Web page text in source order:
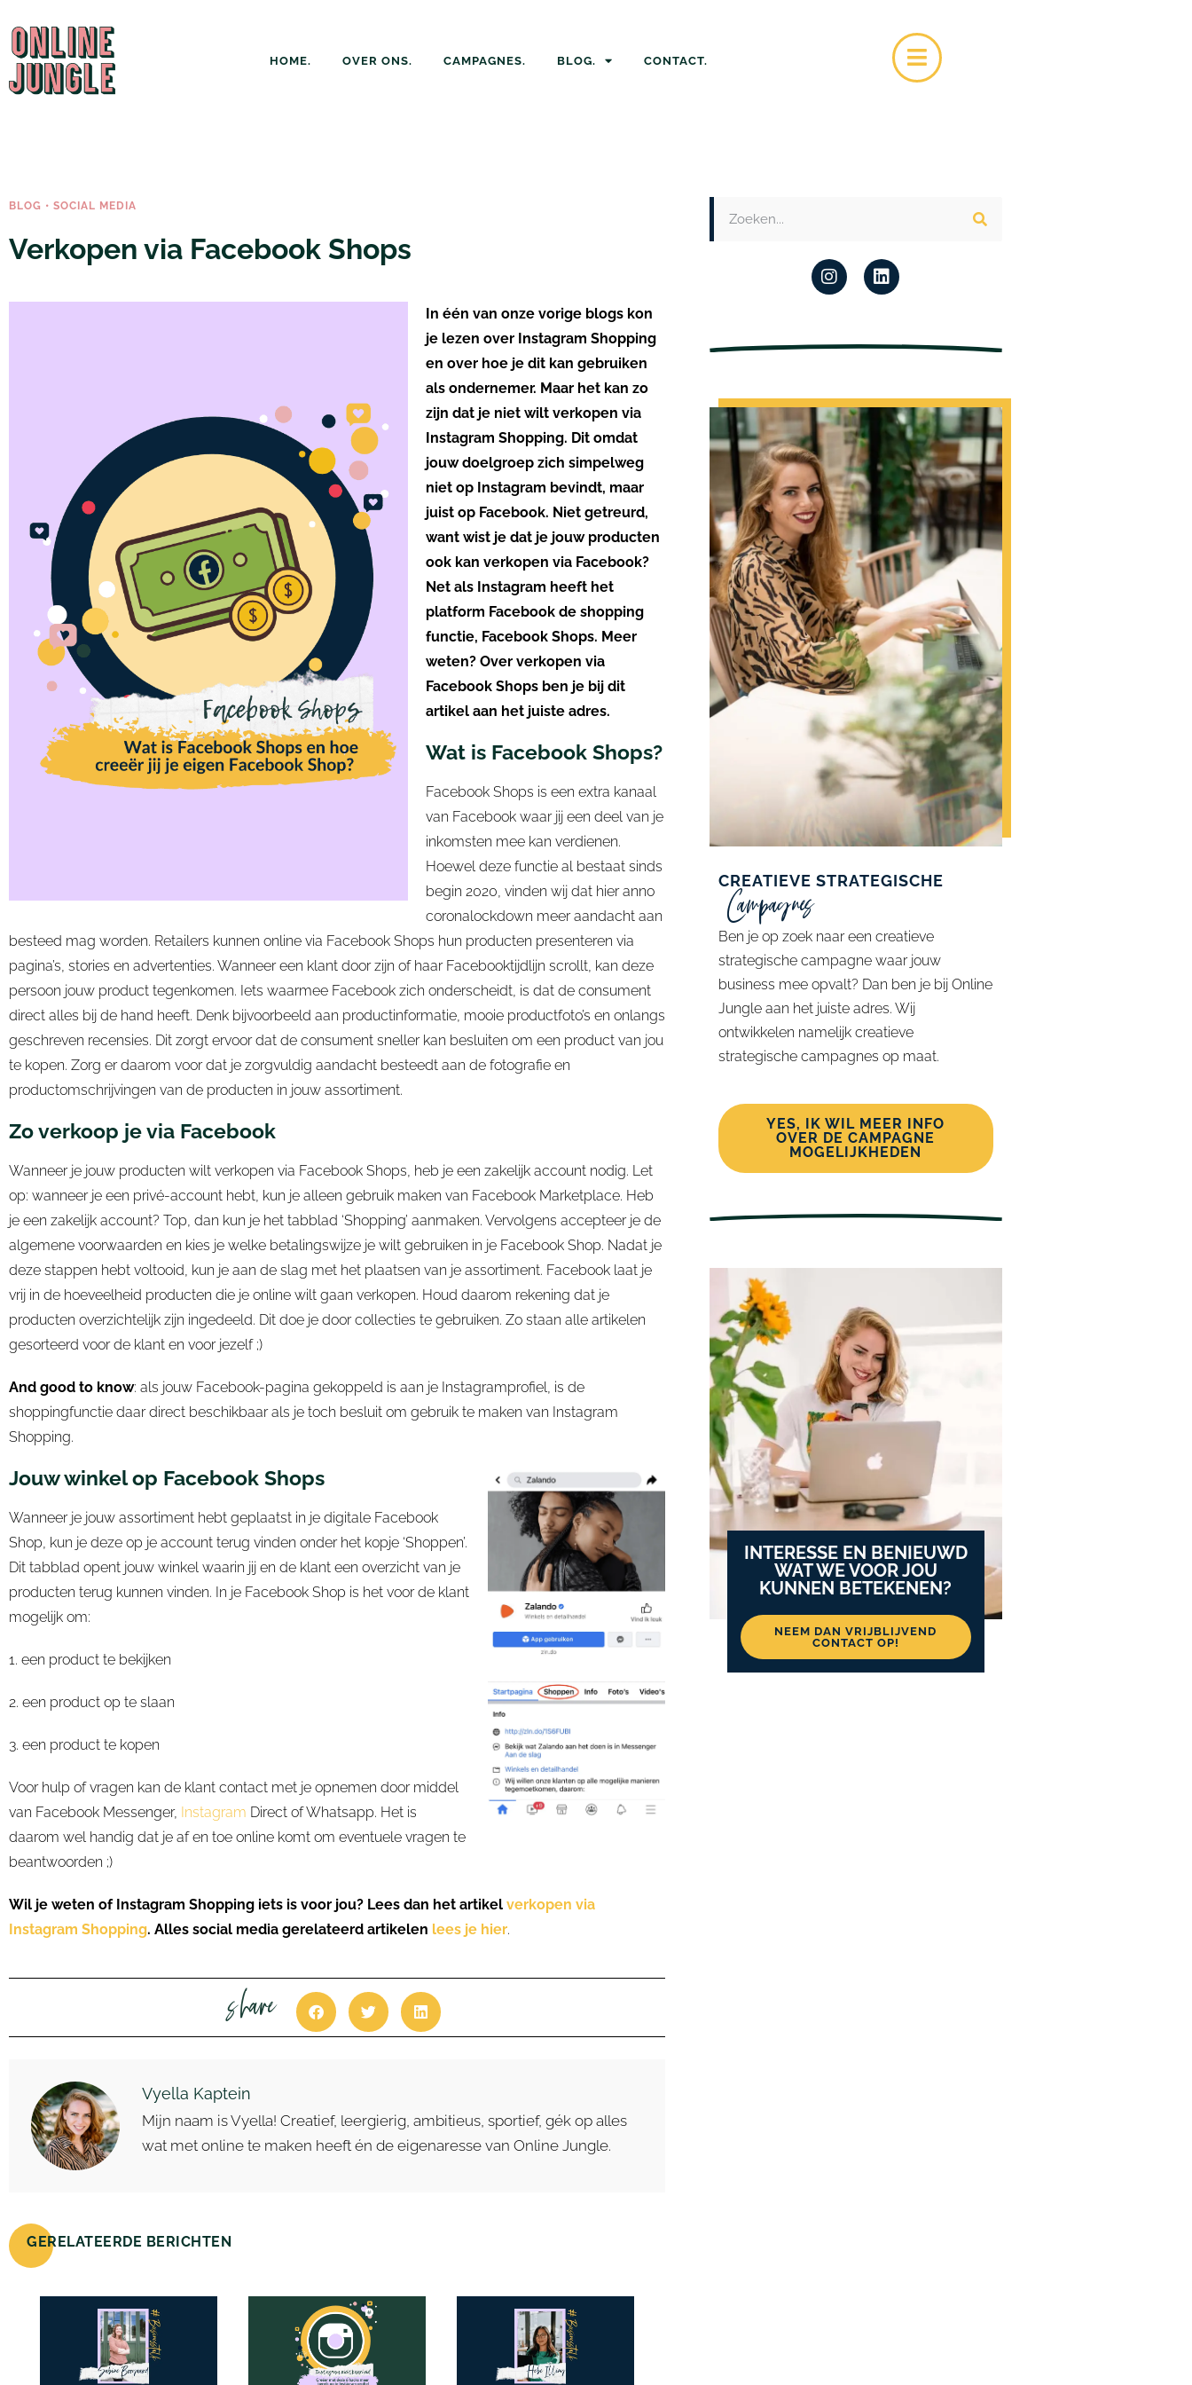
HOME. OVER ONS. CAMPAGNES. BLOG. CONTACT.
BLOG • SOCIAL MEDIA
Verkopen via Facebook Shops
In één van onze vorige blogs kon
je lezen over Instagram Shopping
en over hoe je dit kan gebruiken
als ondernemer. Maar het kan zo
zijn dat je niet wilt verkopen via
Instagram Shopping. Dit omdat
jouw doelgroep zich simpelweg
niet op Instagram bevindt, maar
juist op Facebook. Niet getreurd,
want wist je dat je jouw producten
ook kan verkopen via Facebook?
Net als Instagram heeft het
platform Facebook de shopping
functie, Facebook Shops. Meer
weten? Over verkopen via
Facebook Shops ben je bij dit
artikel aan het juiste adres.
Wat is Facebook Shops?
Facebook Shops is een extra kanaal
van Facebook waar jij een deel van je
inkomsten mee kan verdienen.
Hoewel deze functie al bestaat sinds
begin 2020, vinden wij dat hier anno
coronalockdown meer aandacht aan
besteed mag worden. Retailers kunnen online via Facebook Shops hun producten presenteren via
pagina’s, stories en advertenties. Wanneer een klant door zijn of haar Facebooktijdlijn scrollt, kan deze
persoon jouw product tegenkomen. Iets waarmee Facebook zich onderscheidt, is dat de consument
direct alles bij de hand heeft. Denk bijvoorbeeld aan productinformatie, mooie productfoto’s en onlangs
geschreven recensies. Dit zorgt ervoor dat de consument sneller kan besluiten om een product van jou
te kopen. Zorg er daarom voor dat je zorgvuldig aandacht besteedt aan de fotografie en
productomschrijvingen van de producten in jouw assortiment.
Zo verkoop je via Facebook
Wanneer je jouw producten wilt verkopen via Facebook Shops, heb je een zakelijk account nodig. Let
op: wanneer je een privé-account hebt, kun je alleen gebruik maken van Facebook Marketplace. Heb
je een zakelijk account? Top, dan kun je het tabblad ‘Shopping’ aanmaken. Vervolgens accepteer je de
algemene voorwaarden en kies je welke betalingswijze je wilt gebruiken in je Facebook Shop. Nadat je
deze stappen hebt voltooid, kun je aan de slag met het plaatsen van je assortiment. Facebook laat je
vrij in de hoeveelheid producten die je online wilt gaan verkopen. Houd daarom rekening dat je
producten overzichtelijk zijn ingedeeld. Dit doe je door collecties te gebruiken. Zo staan alle artikelen
gesorteerd voor de klant en voor jezelf ;)
And good to know: als jouw Facebook-pagina gekoppeld is aan je Instagramprofiel, is de
shoppingfunctie daar direct beschikbaar als je toch besluit om gebruik te maken van Instagram
Shopping.
Jouw winkel op Facebook Shops
Wanneer je jouw assortiment hebt geplaatst in je digitale Facebook
Shop, kun je deze op je account terug vinden onder het kopje ‘Shoppen’.
Dit tabblad opent jouw winkel waarin jij en de klant een overzicht van je
producten terug kunnen vinden. In je Facebook Shop is het voor de klant
mogelijk om:
1. een product te bekijken
2. een product op te slaan
3. een product te kopen
Voor hulp of vragen kan de klant contact met je opnemen door middel
van Facebook Messenger, Instagram Direct of Whatsapp. Het is
daarom wel handig dat je af en toe online komt om eventuele vragen te
beantwoorden ;)
Wil je weten of Instagram Shopping iets is voor jou? Lees dan het artikel verkopen via
Instagram Shopping. Alles social media gerelateerd artikelen lees je hier.
share
Vyella Kaptein
Mijn naam is Vyella! Creatief, leergierig, ambitieus, sportief, gék op alles
wat met online te maken heeft én de eigenaresse van Online Jungle.
GERELATEERDE BERICHTEN
CREATIEVE STRATEGISCHE
Campagnes
Ben je op zoek naar een creatieve
strategische campagne waar jouw
business mee opvalt? Dan ben je bij Online
Jungle aan het juiste adres. Wij
ontwikkelen namelijk creatieve
strategische campagnes op maat.
YES, IK WIL MEER INFO
OVER DE CAMPAGNE
MOGELIJKHEDEN
INTERESSE EN BENIEUWD
WAT WE VOOR JOU
KUNNEN BETEKENEN?
NEEM DAN VRIJBLIJVEND
CONTACT OP!